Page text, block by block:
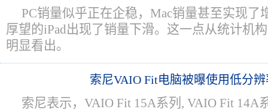
PC销量似乎正在企稳，Mac销量甚至实现了
厚望的iPad出现了销量下滑。这一点从统计机
明显看出。
索尼VAIO Fit电脑被曝使用低分
索尼表示，VAIO Fit 15A系列, VAIO Fit 14A